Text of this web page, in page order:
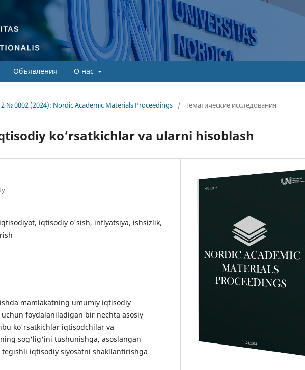
Объявления О нас
№ 0002 (2024): Nordic Academic Materials Proceedings / Тематические исследования
ko‘rsatkichlar va ularni hisoblash
iqtisodiy o'sish, inflyatsiya, ishsizlik,
mamlakatning umumiy iqtisodiy
foydalaniladigan bir nechta asosiy
ko'rsatkichlar iqtisodchilar va
sog'lig'ini tushunishga, asoslangan
iqtisodiy siyosatni shakllantirishga